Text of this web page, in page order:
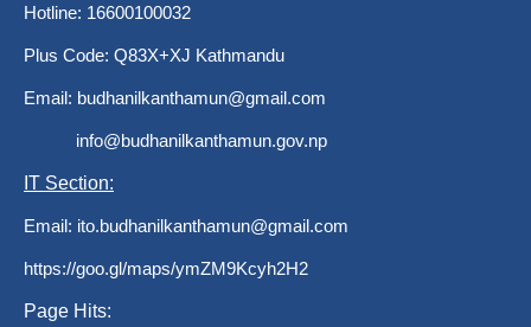
Hotline: 16600100032
Plus Code: Q83X+XJ Kathmandu
Email: budhanilkanthamun@gmail.com
info@budhanilkanthamun.gov.np
IT Section:
Email: ito.budhanilkanthamun@gmail.com
https://goo.gl/maps/ymZM9Kcyh2H2
Page Hits: